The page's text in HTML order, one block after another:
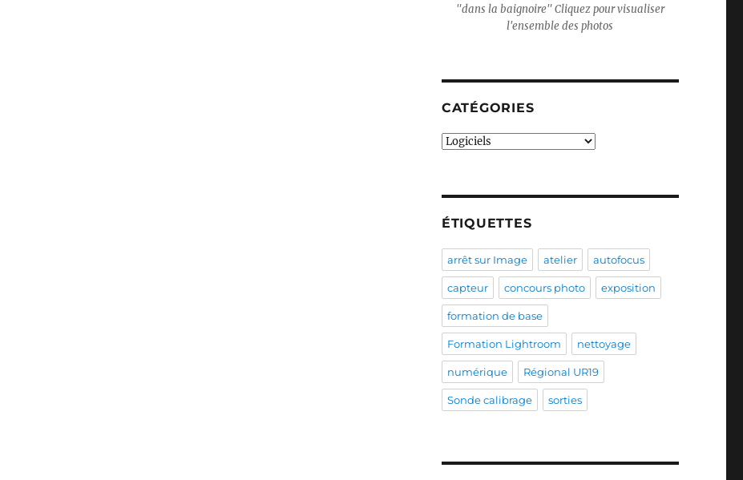
"dans la baignoire" Cliquez pour visualiser
l'ensemble des photos
CATÉGORIES
Catégories
ÉTIQUETTES
arrêt sur Image atelier autofocus
capteur concours photo exposition
formation de base
Formation Lightroom nettoyage
numérique Régional UR19
Sonde calibrage sorties